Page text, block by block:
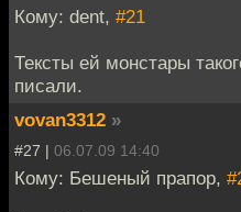
Кому: dent, #21
Тексты ей монстары
писали.
vovan3312 »
#27 | 06.07.09 14:40
Кому: Бешеный прапор,